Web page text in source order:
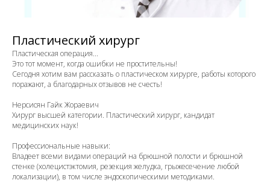
Пластический хирург
Пластическая операция...
Это тот момент, когда ошибки не простительны!
Сегодня хотим вам рассказать о пластическом хирурге, работы которого
поражают, а благодарных отзывов не счесть!
Нерсисян Гайк Жораевич
Хирург высшей категории. Пластический хирург, кандидат
медицинских наук!
Профессиональные навыки:
Владеет всеми видами операций на брюшной полости и брюшной
стенке (холецистэктомия, резекция желудка, грыжесечение любой
локализации), в том числе эндоскопическими методиками.